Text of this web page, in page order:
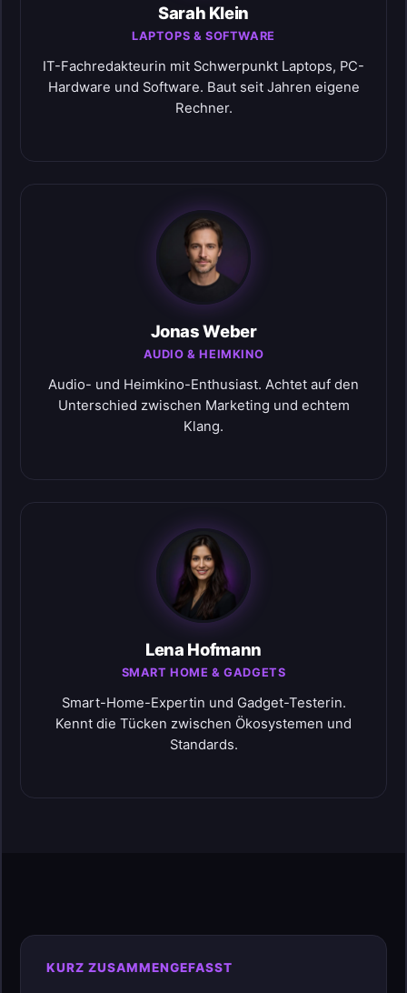
Sarah Klein
LAPTOPS & SOFTWARE
IT-Fachredakteurin mit Schwerpunkt Laptops, PC-
Hardware und Software. Baut seit Jahren eigene
Rechner.
Jonas Weber
AUDIO & HEIMKINO
Audio- und Heimkino-Enthusiast. Achtet auf den
Unterschied zwischen Marketing und echtem
Klang.
Lena Hofmann
SMART HOME & GADGETS
Smart-Home-Expertin und Gadget-Testerin.
Kennt die Tücken zwischen Ökosystemen und
Standards.
KURZ ZUSAMMENGEFASST